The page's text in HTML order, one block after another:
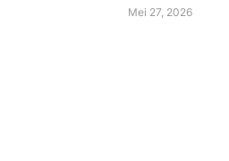
Mei 27, 2026